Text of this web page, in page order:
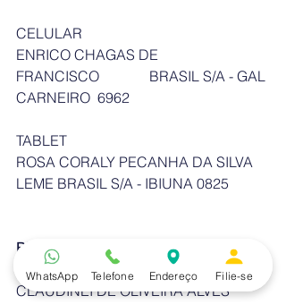
CELULAR
ENRICO CHAGAS DE
FRANCISCO              BRASIL S/A - GAL
CARNEIRO  6962
TABLET
ROSA CORALY PECANHA DA SILVA
LEME BRASIL S/A - IBIUNA 0825
BRADESCO
TELEVISÃO
CLAUDINEI DE OLIVEIRA ALVES
WhatsApp Telefone Endereço Filie-se